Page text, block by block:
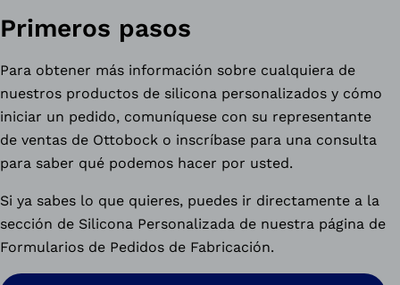
Primeros pasos
Para obtener más información sobre cualquiera de
nuestros productos de silicona personalizados y cómo
iniciar un pedido, comuníquese con su representante
de ventas de Ottobock o inscríbase para una consulta
para saber qué podemos hacer por usted.
Si ya sabes lo que quieres, puedes ir directamente a la
sección de Silicona Personalizada de nuestra página de
Formularios de Pedidos de Fabricación.